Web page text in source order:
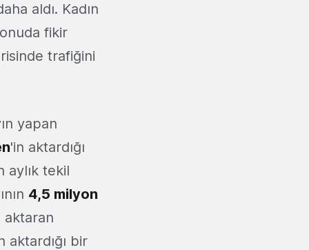
aldı. Kadın
fikir
trafiğini
yapan
'in aktardığı
aylık tekil
4,5 milyon
aktardığı bir